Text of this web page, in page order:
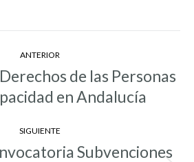
ANTERIOR
Entrada
anterior:
de las Personas
en Andalucía
SIGUIENTE
Subvenciones